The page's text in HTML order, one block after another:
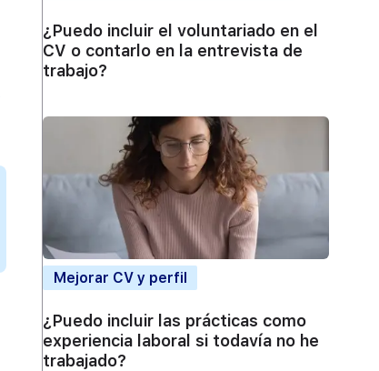
¿Puedo incluir el voluntariado en el
CV o contarlo en la entrevista de
trabajo?
Mejorar CV y perfil
¿Puedo incluir las prácticas como
experiencia laboral si todavía no he
trabajado?